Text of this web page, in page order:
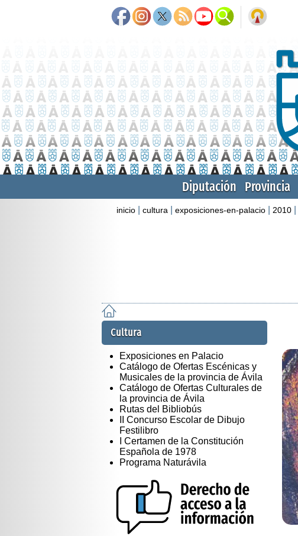
Diputación Provincia
inicio cultura exposiciones-en-palacio 2010
Cultura
Exposiciones en Palacio
Catálogo de Ofertas Escénicas y
Musicales de la provincia de Ávila
Catálogo de Ofertas Culturales de
la provincia de Ávila
Rutas del Bibliobús
II Concurso Escolar de Dibujo
Festilibro
I Certamen de la Constitución
Española de 1978
Programa Naturávila